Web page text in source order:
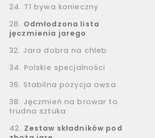
24. T1 bywa konieczny
28. Odmłodzona lista
jęczmienia jarego
32. Jara dobra na chleb
34. Polskie specjalności
36. Stabilna pozycja owsa
38. Jęczmień na browar to
trudna sztuka
42. Zestaw składników pod